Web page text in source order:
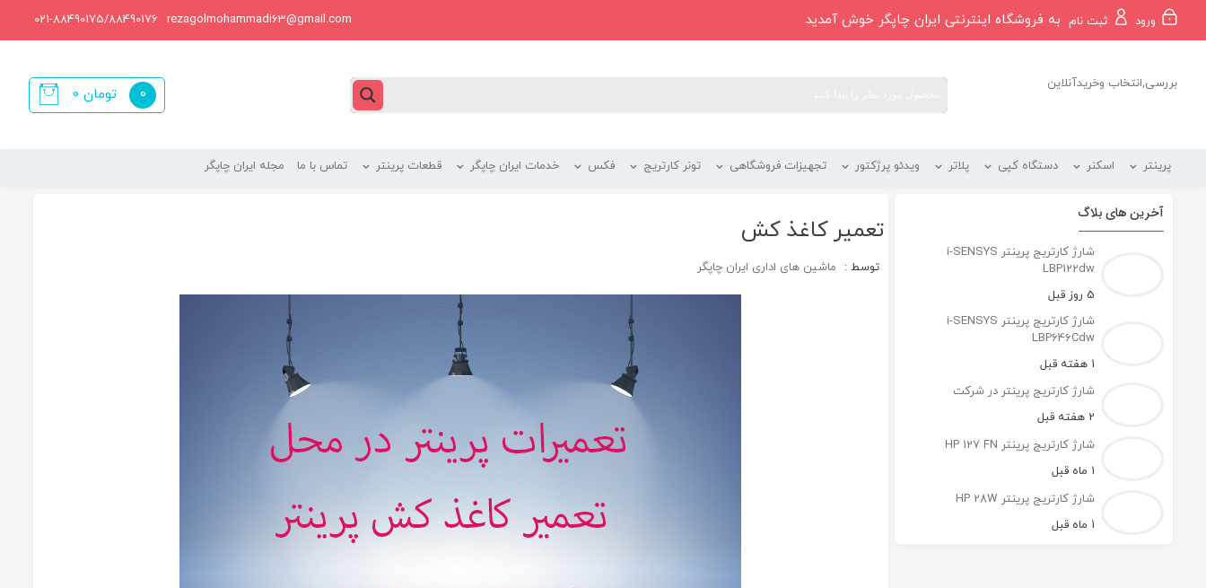
محتوا
ورود ثبت نام به فروشگاه اینترنتی ایران چاپگر خوش آمدید rezagolmohammadi63@gmail.com
021-88490175/88490176
بررسی,انتخاب وخریدآنلاین
0 تومان
0
پرینتر اسکنر دستگاه کپی پلاتر ویدئو پرژکتور تجهیزات فروشگاهی تونر کارتریج فکس خدمات ایران چاپگر قطعات پرینتر تماس با ما مجله ایران چاپگر
تعمیر کاغذ کش
توسط : ماشین های اداری ایران چاپگر
آخرین های بلاگ
شارژ کارتریج پرینتر i-SENSYS
LBP122dw
5 روز قبل
شارژ کارتریج پرینتر i-SENSYS
LBP646Cdw
1 هفته قبل
شارژ کارتریج پرینتر در شرکت
2 هفته قبل
شارژ کارتریج پرینتر HP 127 FN
1 ماه قبل
شارژ کارتریج پرینتر HP 28W
1 ماه قبل